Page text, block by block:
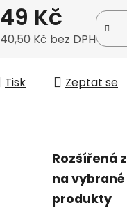
49 Kč
40,50 Kč bez DPH
Tisk Zeptat se
Rozšířená
na vybrané
produkty